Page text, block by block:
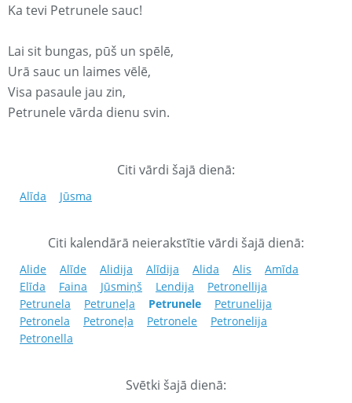
Ka tevi Petrunele sauc!
Lai sit bungas, pūš un spēlē,
Urā sauc un laimes vēlē,
Visa pasaule jau zin,
Petrunele vārda dienu svin.
Citi vārdi šajā dienā:
Alīda Jūsma
Citi kalendārā neierakstītie vārdi šajā dienā:
Alide Alīde Alidija Alīdija Alida Alis
Amīda
Elīda
Faina Jūsmiņš Lendija
Petronellija
Petrunela
Petruneļa Petrunele
Petrunelija
Petronela
Petroneļa Petronele
Petronelija
Petronella
Svētki šajā dienā: